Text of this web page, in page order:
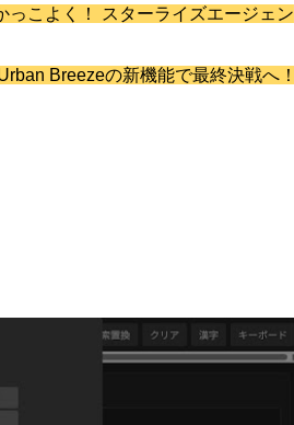
こよく！ スターライズエージェン
Breezeの新機能で最終決戦へ！